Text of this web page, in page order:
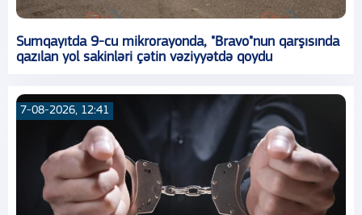
Sumqayıtda 9-cu mikrorayonda, "Bravo"nun qarşısında
qazılan yol sakinləri çətin vəziyyətdə qoydu
7-08-2026, 12:41